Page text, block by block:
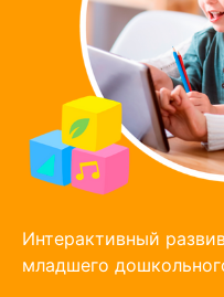
Интерактивный
младшего